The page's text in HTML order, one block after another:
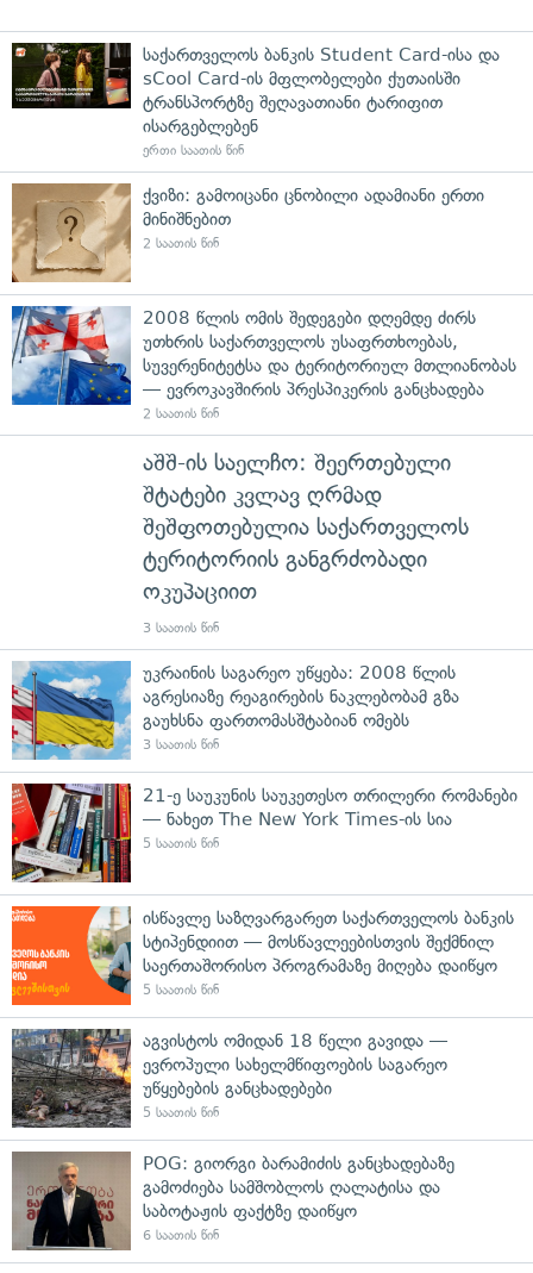
საქართველოს ბანკის Student Card-ისა და
sCool Card-ის მფლობელები ქუთაისში
ტრანსპორტზე შეღავათიანი ტარიფით
ისარგებლებენ
ერთი საათის წინ
ქვიზი: გამოიცანი ცნობილი ადამიანი ერთი
მინიშნებით
2 საათის წინ
2008 წლის ომის შედეგები დღემდე ძირს
უთხრის საქართველოს უსაფრთხოებას,
სუვერენიტეტსა და ტერიტორიულ მთლიანობას
— ევროკავშირის პრესპიკერის განცხადება
2 საათის წინ
აშშ-ის საელჩო: შეერთებული
შტატები კვლავ ღრმად
შეშფოთებულია საქართველოს
ტერიტორიის განგრძობადი
ოკუპაციით
3 საათის წინ
უკრაინის საგარეო უწყება: 2008 წლის
აგრესიაზე რეაგირების ნაკლებობამ გზა
გაუხსნა ფართომასშტაბიან ომებს
3 საათის წინ
21-ე საუკუნის საუკეთესო თრილერი რომანები
— ნახეთ The New York Times-ის სია
5 საათის წინ
ისწავლე საზღვარგარეთ საქართველოს ბანკის
სტიპენდიით — მოსწავლეებისთვის შექმნილ
საერთაშორისო პროგრამაზე მიღება დაიწყო
5 საათის წინ
აგვისტოს ომიდან 18 წელი გავიდა —
ევროპული სახელმწიფოების საგარეო
უწყებების განცხადებები
5 საათის წინ
POG: გიორგი ბარამიძის განცხადებაზე
გამოძიება სამშობლოს ღალატისა და
საბოტაჟის ფაქტზე დაიწყო
6 საათის წინ